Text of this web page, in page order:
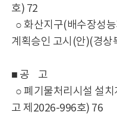
호) 72
○ 화산지구(배수장성
계획승인 고시(안)(경
■ 공 고
○ 폐기물처리시설 설
고 제2026-996호) 76